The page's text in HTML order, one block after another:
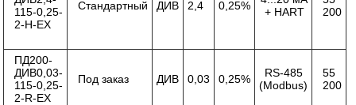
115-0,25-
2-Н-ЕХ
Стандартный ДИВ 2,4 0,25%
+ HART
200
ПД200-
ДИВ0,03-
115-0,25-
2-R-ЕХ
Под заказ ДИВ 0,03 0,25%
RS-485
(Modbus)
55
200